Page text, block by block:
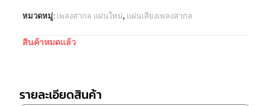
หมวดหมู่: เพลงสากล แผ่นใหม่, แผ่นเสียงเพลงสากล
สินค้าหมดแล้ว
รายละเอียดสินค้า